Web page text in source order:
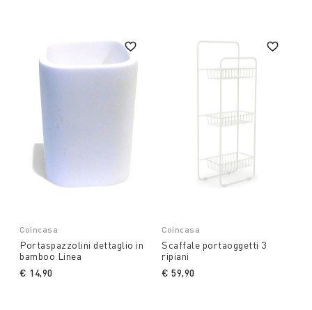
Coincasa
Portaspazzolini dettaglio in
bamboo Linea
€ 14,90
Coincasa
Scaffale portaoggetti 3
ripiani
€ 59,90